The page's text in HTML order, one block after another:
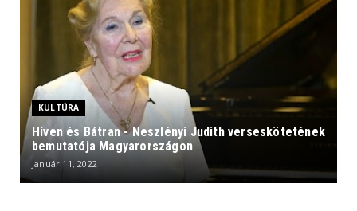
KULTÚRA
Híven és Bátran - Neszlényi Judith verseskötetének
bemutatója Magyarországon
Január 11, 2022